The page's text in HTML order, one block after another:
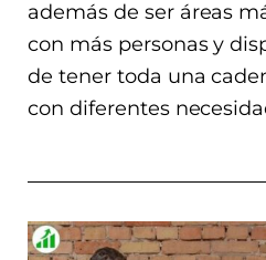
además de ser áreas
con más personas y
de tener toda una
con diferentes